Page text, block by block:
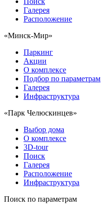
Галерея
Расположение
«Минск-Мир»
Паркинг
Акции
О комплексе
Подбор по параметрам
Галерея
Инфраструктура
«Парк Челюскинцев»
Выбор дома
О комплексе
3D-tour
Поиск
Галерея
Расположение
Инфраструктура
Поиск по параметрам